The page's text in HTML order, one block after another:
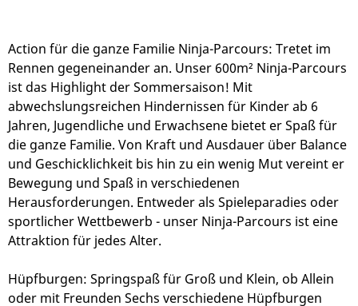
Action für die ganze Familie Ninja-Parcours: Tretet im
Rennen gegeneinander an. Unser 600m² Ninja-Parcours
ist das Highlight der Sommersaison! Mit
abwechslungsreichen Hindernissen für Kinder ab 6
Jahren, Jugendliche und Erwachsene bietet er Spaß für
die ganze Familie. Von Kraft und Ausdauer über Balance
und Geschicklichkeit bis hin zu ein wenig Mut vereint er
Bewegung und Spaß in verschiedenen
Herausforderungen. Entweder als Spieleparadies oder
sportlicher Wettbewerb - unser Ninja-Parcours ist eine
Attraktion für jedes Alter.
Hüpfburgen: Springspaß für Groß und Klein, ob Allein
oder mit Freunden Sechs verschiedene Hüpfburgen